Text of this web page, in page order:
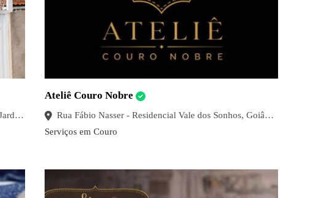
Alameda Aeroporto, 2131 - chacara, 37 - qd-102 - Jardim Guanabara, Goiânia - GO
Ateliê Couro Nobre
Rua Fábio Nasser - Residencial Vale dos Sonhos, Goiânia - GO
Serviços em Couro